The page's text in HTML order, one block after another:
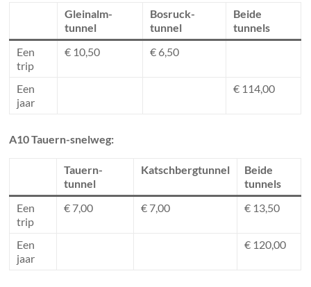
Gleinalm-
tunnel
Bosruck-
tunnel
Beide
tunnels
Een
trip
€ 10,50 € 6,50
Een
jaar
€ 114,00
A10 Tauern-snelweg:
Tauern-
tunnel
Katschbergtunnel
Beide
tunnels
Een
trip
€ 7,00 € 7,00 € 13,50
Een
jaar
€ 120,00